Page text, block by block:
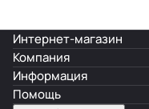
Интернет-магазин
Компания
Информация
Помощь